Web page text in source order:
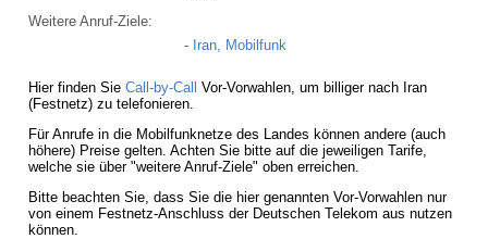
Weitere Anruf-Ziele:
- Iran, Mobilfunk
Hier finden Sie Call-by-Call Vor-Vorwahlen, um billiger nach Iran
(Festnetz) zu telefonieren.
Für Anrufe in die Mobilfunknetze des Landes können andere (auch
höhere) Preise gelten. Achten Sie bitte auf die jeweiligen Tarife,
welche sie über "weitere Anruf-Ziele" oben erreichen.
Bitte beachten Sie, dass Sie die hier genannten Vor-Vorwahlen nur
von einem Festnetz-Anschluss der Deutschen Telekom aus nutzen
können.